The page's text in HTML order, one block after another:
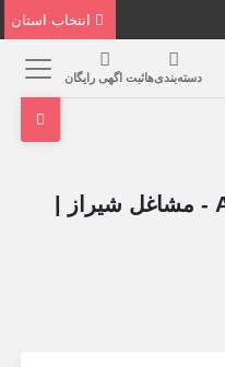
دسته‌بندی‌هاثبت اگهی رایگان
کامپیوتر و موبایل Archives - مشاغل شیراز |